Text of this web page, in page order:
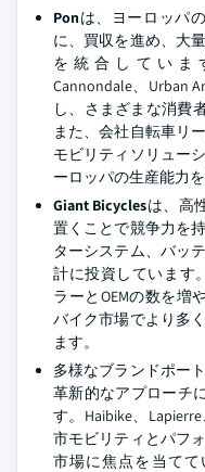
Ponは、ヨーロッパ
に、買収を進め、大
を統合していま
Cannondale、Urban
し、さまざまな消費
また、会社自転車リ
モビリティソリュー
ーロッパの生産能力
Giant Bicyclesは、高
置くことで競争力を
ターシステム、バッ
計に投資しています
ラーとOEMの数を増
バイク市場でより多
ます。
多様なブランドポー
革新的なアプローチ
す。Haibike、
市モビリティとパフ
市場に焦点を当てて